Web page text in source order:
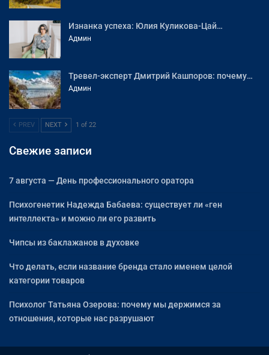
Изнанка успеха: Юлия Куликова-Цай…
Админ
Тревел-эксперт Дмитрий Кашпоров: почему…
Админ
PREV NEXT 1 of 22
Свежие записи
7 августа — День профессионального оратора
Психогенетик Надежда Бабаева: существует ли «ген
интеллекта» и можно ли его развить
Чипсы из баклажанов в духовке
Что делать, если название бренда стало именем целой
категории товаров
Психолог Татьяна Озерова: почему мы держимся за
отношения, которые нас разрушают